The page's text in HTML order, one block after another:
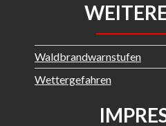
Waldbrandwarnstufen
Wettergefahren